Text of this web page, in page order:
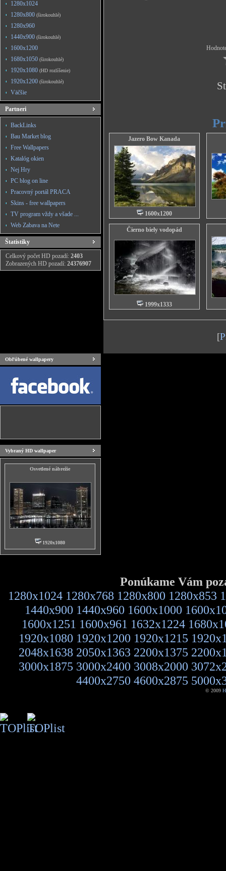
1280x1024
1280x800 (širokouhlé)
1280x960
1440x900 (širokouhlé)
1600x1200
1680x1050 (širokouhlé)
1920x1080 (HD rozlíšenie)
1920x1200 (širokouhlé)
Väčšie
Partneri
BackLinks
Bau Market blog
Free Wallpapers
Katalóg okien
Nej Hry
PC blog on line
Pracovný portál PRACA
Skins - free wallpapers
TV program vždy a všade ...
Web Zabava na Nete
Štatistiky
Celkový počet HD pozadí: 2403
Zobrazených HD pozadí: 24376907
Jazero Bow Kanada
1600x1200
Čierno biely vodopád
1999x1333
[
Obľúbené wallpapery
Vybraný HD wallpaper
Osvetlené nábrežie
1920x1080
Ponúkame Vám
1280x1024 1280x768 1280x800 1280x853
1440x900 1440x960 1600x1000
1600x1251 1600x961 1632x1224
1920x1080 1920x1200 1920x1215
2048x1638 2050x1363 2200x1375
3000x1875 3000x2400 3008x2000
4400x2750 4600x2875
© 2009